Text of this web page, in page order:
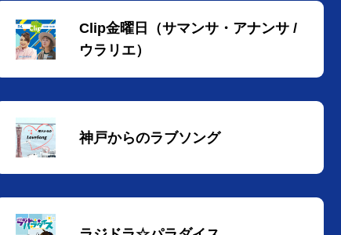
Clip金曜日（サマンサ・アナンサ /
ウラリエ）
神戸からのラブソング